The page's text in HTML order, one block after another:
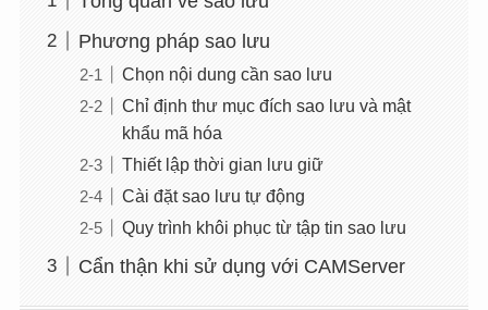
Phương pháp sao lưu
Chọn nội dung cần sao lưu
Chỉ định thư mục đích sao lưu và mật
khẩu mã hóa
Thiết lập thời gian lưu giữ
Cài đặt sao lưu tự động
Quy trình khôi phục từ tập tin sao lưu
Cẩn thận khi sử dụng với CAMServer